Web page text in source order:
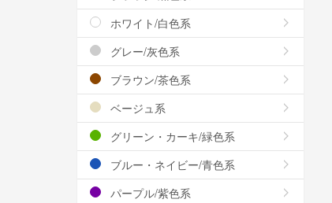
ホワイト/白色系
グレー/灰色系
ブラウン/茶色系
ベージュ系
グリーン・カーキ/緑色系
ブルー・ネイビー/青色系
パープル/紫色系